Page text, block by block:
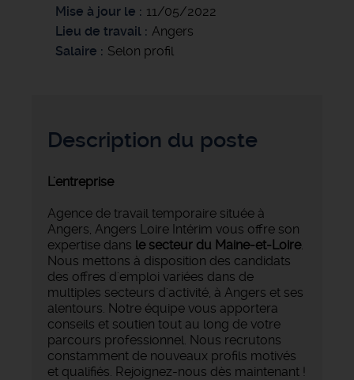
Mise à jour le
11/05/2022
Lieu de travail
Angers
Salaire
Selon profil
Description du poste
L'entreprise
Agence de travail temporaire située à
Angers, Angers Loire Intérim vous offre son
expertise dans le secteur du Maine-et-Loire.
Nous mettons à disposition des candidats
des offres d'emploi variées dans de
multiples secteurs d'activité, à Angers et ses
alentours. Notre équipe vous apportera
conseils et soutien tout au long de votre
parcours professionnel. Nous recrutons
constamment de nouveaux profils motivés
et qualifiés. Rejoignez-nous dès maintenant !